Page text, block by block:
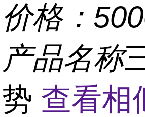
价格：
产品名称
势 查看相